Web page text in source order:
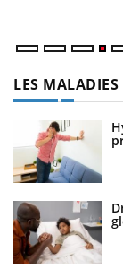
LES MALADIES